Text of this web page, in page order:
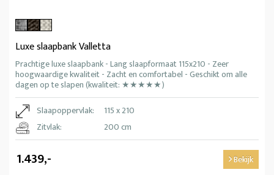
Luxe slaapbank Valletta
Prachtige luxe slaapbank - Lang slaapformaat 115x210 - Zeer
hoogwaardige kwaliteit - Zacht en comfortabel - Geschikt om alle
dagen op te slapen (kwaliteit: ★★★★★)
Slaapoppervlak:
115 x 210
Zitvlak:
200 cm
1.439,- Bekijk